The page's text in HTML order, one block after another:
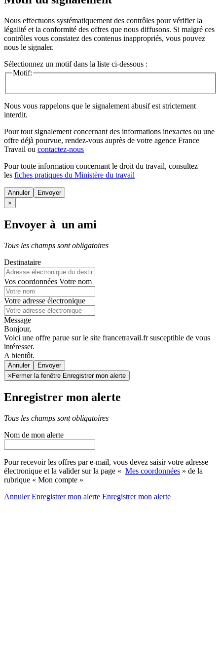
Nous effectuons systématiquement des contrôles pour vérifier la
légalité et la conformité des offres que nous diffusons. Si malgré ces
contrôles vous constatez des contenus inappropriés, vous pouvez
nous le signaler.
Sélectionnez un motif dans la liste ci-dessous :
Motif:
Nous vous rappelons que le signalement abusif est strictement
interdit.
Pour tout signalement concernant des informations inexactes ou une
offre déjà pourvue, rendez-vous auprès de votre agence France
Travail ou contactez-nous
Pour toute information concernant le droit du travail, consultez
les fiches pratiques du Ministère du travail
Annuler
×
Envoyer à un ami
Tous les champs sont obligatoires
Destinataire
Vos coordonnées Votre nom
Votre adresse électronique
Message
Bonjour,
Voici une offre parue sur le site francetravail.fr susceptible de vous
intéresser.
A bientôt.
Annuler
× Fermer la fenêtre Enregistrer mon alerte
Enregistrer mon alerte
Tous les champs sont obligatoires
Nom de mon alerte
Pour recevoir les offres par e-mail, vous devez saisir votre adresse
électronique et la valider sur la page « Mes coordonnées » de la
rubrique « Mon compte »
AnnulerEnregistrer mon alerte Enregistrermon alerte